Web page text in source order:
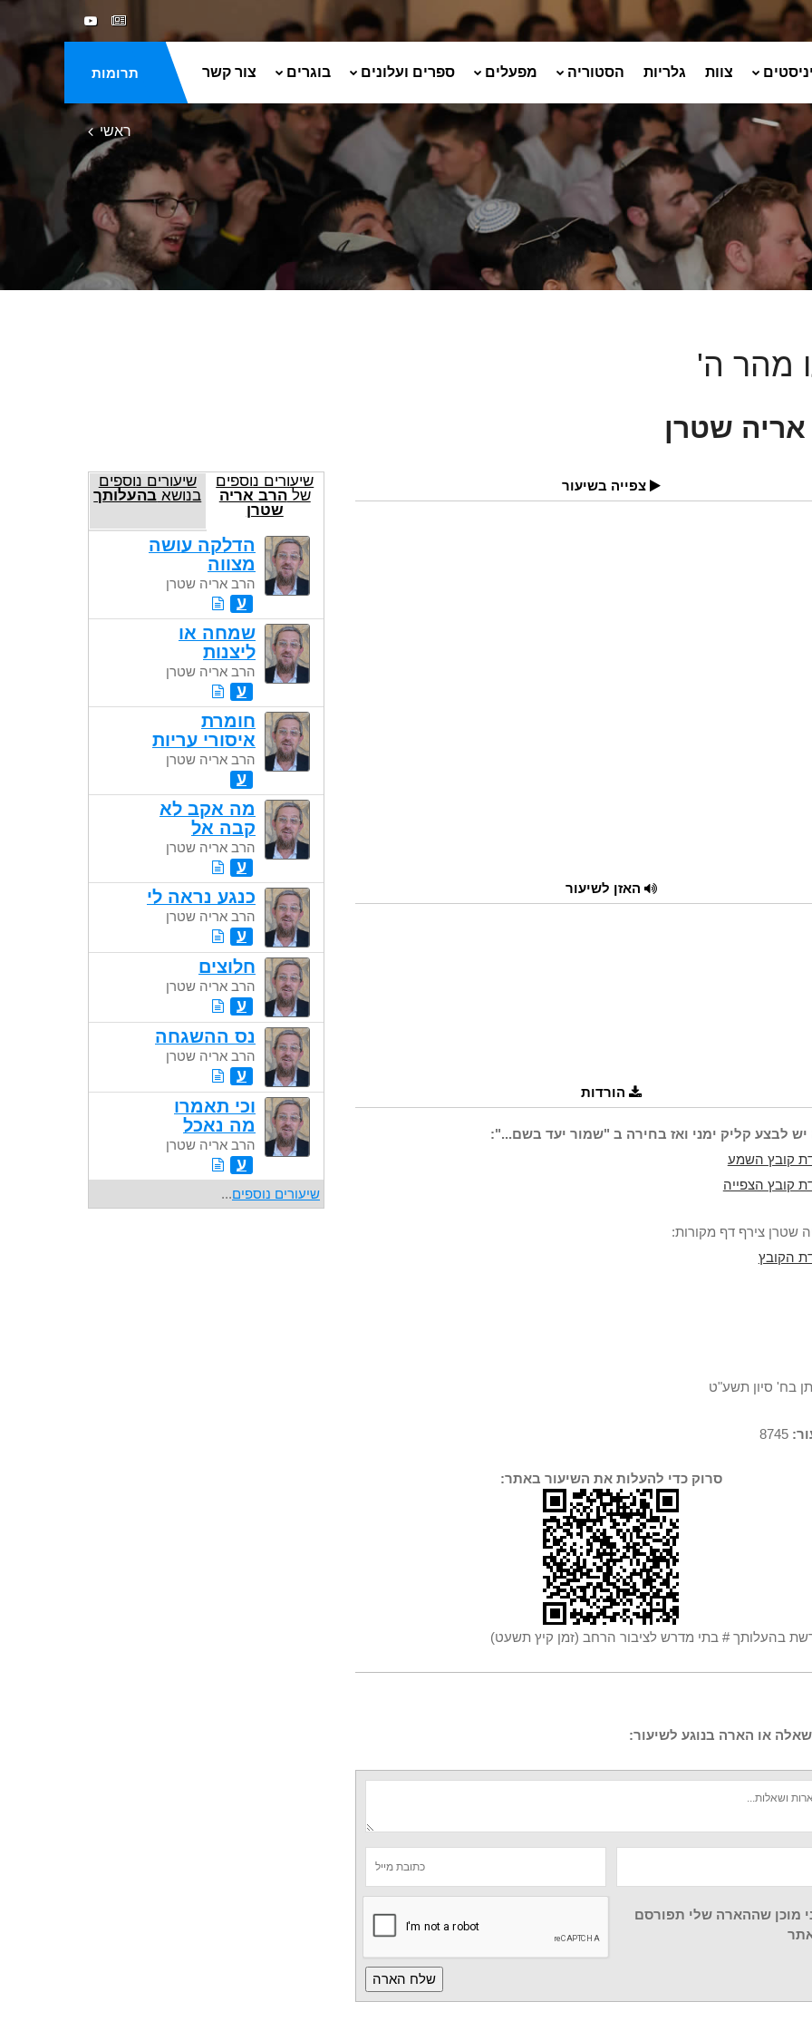
תרומות צוות גלריות הסטוריה מפעלים ספרים ועלונים בוגרים צור קשר
ראשי
מהר ה'
שטרן
צפייה בשיעור
האזן לשיעור
הורדות
יש לבצע קליק ימני ואז בחירה ב "שמור יעד בשם...":
קובץ השמע
קובץ הצפייה
שטרן צירף דף מקורות:
הקובץ
בח' סיון תשע"ט
סרוק כדי להעלות את השיעור באתר:
בהעלותך # בתי מדרש לציבור הרחב (זמן קיץ תשעט)
או הארה בנוגע לשיעור:
מוכן שההארה שלי תפורסם
שיעורים נוספים
שלהרב אריה
שטרן
שיעורים נוספים
בנושא בהעלותך
הדלקה עושה
מצווה
הרב אריה שטרן
ע
שמחה או
ליצנות
הרב אריה שטרן
ע
חומרת
איסורי עריות
הרב אריה שטרן
ע
מה אקב לא
קבה אל
הרב אריה שטרן
ע
כנגע נראה לי
הרב אריה שטרן
ע
חלוצים
הרב אריה שטרן
ע
נס ההשגחה
הרב אריה שטרן
ע
וכי תאמרו
מה נאכל
הרב אריה שטרן
ע
שיעורים נוספים...